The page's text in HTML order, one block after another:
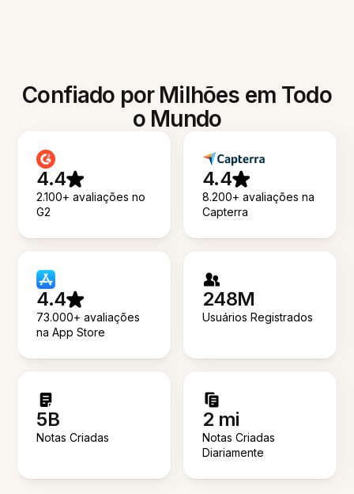
Confiado por Milhões em Todo
o Mundo
4.4
2.100+ avaliações no
G2
4.4
8.200+ avaliações na
Capterra
4.4
73.000+ avaliações
na App Store
248M
Usuários Registrados
5B
Notas Criadas
2 mi
Notas Criadas
Diariamente